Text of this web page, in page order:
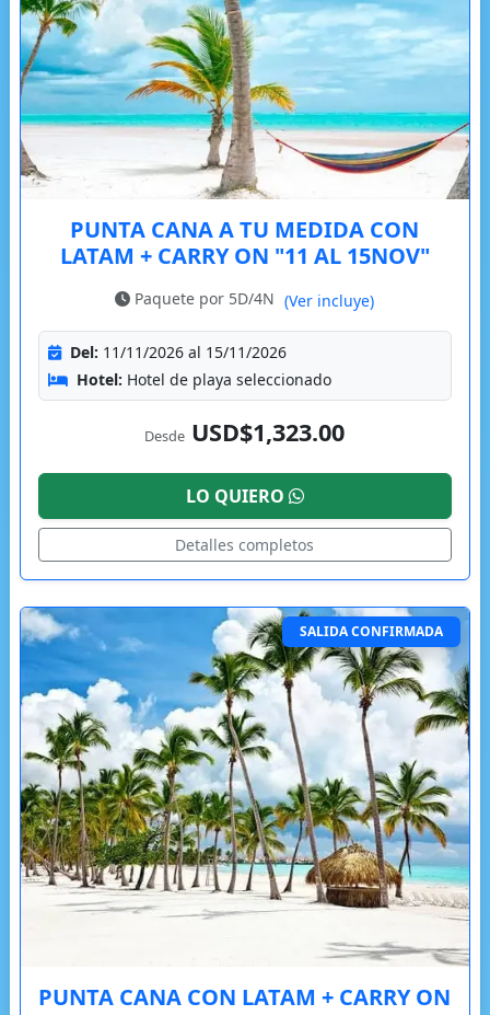
PUNTA CANA A TU MEDIDA CON
LATAM + CARRY ON "11 AL 15NOV"
Paquete por 5D/4N (Ver incluye)
Del: 11/11/2026 al 15/11/2026
Hotel: Hotel de playa seleccionado
Desde USD$1,323.00
LO QUIERO
Detalles completos
SALIDA CONFIRMADA
PUNTA CANA CON LATAM + CARRY ON